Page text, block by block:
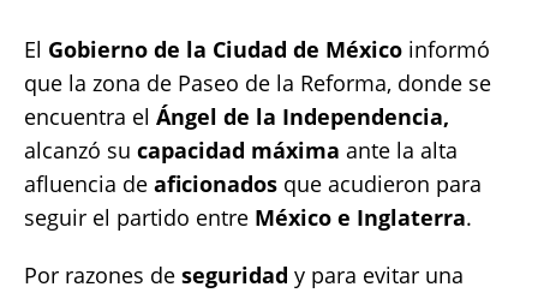
A
p
p
o
o
k
r Li
n
k
El Gobierno de la Ciudad de México informó
que la zona de Paseo de la Reforma, donde se
encuentra el Ángel de la Independencia,
alcanzó su capacidad máxima ante la alta
afluencia de aficionados que acudieron para
seguir el partido entre México e Inglaterra.
Por razones de seguridad y para evitar una